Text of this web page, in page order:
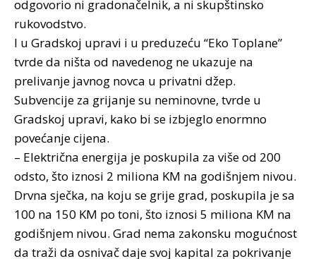
odgovorio ni gradonačelnik, a ni skupštinsko
rukovodstvo.
I u Gradskoj upravi i u preduzeću “Eko Toplane”
tvrde da ništa od navedenog ne ukazuje na
prelivanje javnog novca u privatni džep.
Subvencije za grijanje su neminovne, tvrde u
Gradskoj upravi, kako bi se izbjeglo enormno
povećanje cijena.
– Električna energija je poskupila za više od 200
odsto, što iznosi 2 miliona KM na godišnjem nivou.
Drvna sječka, na koju se grije grad, poskupila je sa
100 na 150 KM po toni, što iznosi 5 miliona KM na
godišnjem nivou. Grad nema zakonsku mogućnost
da traži da osnivač daje svoj kapital za pokrivanje